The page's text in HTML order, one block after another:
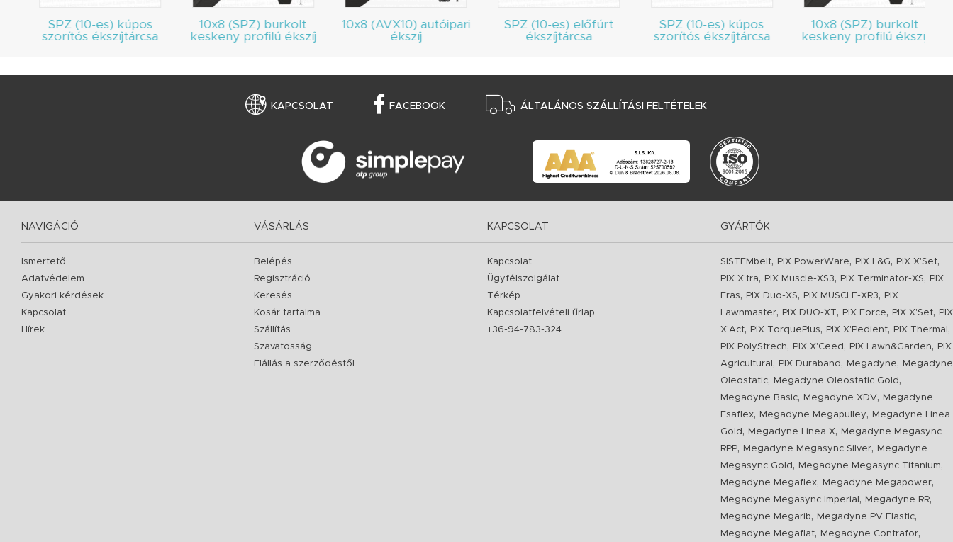
SPZ (10-es) kúpos
szorítós ékszíjtárcsa
10x8 (SPZ) burkolt
keskeny profilú ékszíj
10x8 (AVX10) autóipari
ékszíj
SPZ (10-es) előfúrt
ékszíjtárcsa
SPZ (10-es) kúpos
szorítós ékszíjtárcsa
10x8 (SPZ) burkolt
keskeny profilú ékszíj
KAPCSOLAT FACEBOOK ÁLTALÁNOS SZÁLLÍTÁSI FELTÉTELEK
NAVIGÁCIÓ
Ismertető
Adatvédelem
Gyakori kérdések
Kapcsolat
Hírek
VÁSÁRLÁS
Belépés
Regisztráció
Keresés
Kosár tartalma
Szállítás
Szavatosság
Elállás a szerződéstől
KAPCSOLAT
Kapcsolat
Ügyfélszolgálat
Térkép
Kapcsolatfelvételi űrlap
+36-94-783-324
GYÁRTÓK
SISTEMbelt, PIX PowerWare, PIX L&G, PIX X'Set,
PIX X'tra, PIX Muscle-XS3, PIX Terminator-XS,
PIX
Fras, PIX Duo-XS, PIX MUSCLE-XR3,
PIX
Lawnmaster, PIX DUO-XT , PIX Force, PIX X'Set,
PIX
X'Act, PIX TorquePlus, PIX X'Pedient, PIX Thermal ,
PIX PolyStrech, PIX X'Ceed , PIX Lawn&Garden,
PIX
Agricultural , PIX Duraband , Megadyne,
Megadyne
Oleostatic, Megadyne Oleostatic Gold ,
Megadyne Basic, Megadyne XDV,
Megadyne
Esaflex, Megadyne Megapulley,
Megadyne Linea
Gold , Megadyne Linea X,
Megadyne Megasync
RPP, Megadyne Megasync Silver,
Megadyne
Megasync Gold , Megadyne Megasync Titanium,
Megadyne Megaflex, Megadyne Megapower,
Megadyne Megasync Imperial , Megadyne RR,
Megadyne Megarib, Megadyne PV Elastic,
Megadyne Megaflat, Megadyne Contrafor,